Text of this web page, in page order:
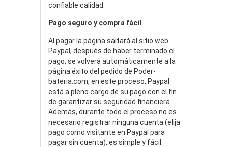
confiable calidad.
Pago seguro y compra fácil
Al pagar la página saltará al sitio web
Paypal, después de haber terminado el
pago, se volverá automáticamente a la
página éxito del pedido de Poder-
bateria.com, en este proceso, Paypal
está a pleno cargo de su pago con el fin
de garantizar su seguridad financiera.
Además, durante todo el proceso no es
necesario registrar ninguna cuenta (elija
pago como visitante en Paypal para
pagar sin cuenta), es simple y fácil.